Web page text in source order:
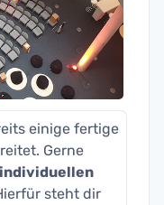
einige fertige
Gerne
individuellen
steht dir